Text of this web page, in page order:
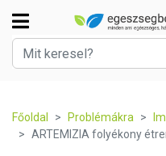
Főoldal Problémákra
ARTEMIZIA folyékony